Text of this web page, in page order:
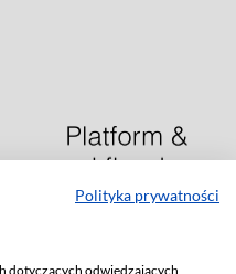
Polityka prywatności
dotyczących odwiedzających,